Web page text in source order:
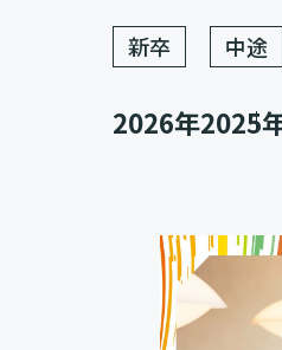
新卒 中途
2026年2025